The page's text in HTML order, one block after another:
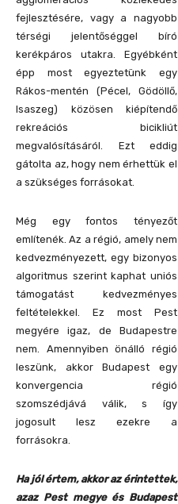
fejlesztésére, vagy a nagyobb
térségi jelentőséggel bíró
kerékpáros utakra. Egyébként
épp most egyeztetünk egy
Rákos-mentén (Pécel, Gödöllő,
Isaszeg) közösen kiépítendő
rekreációs bicikliút
megvalósításáról. Ezt eddig
gátolta az, hogy nem érhettük el
a szükséges forrásokat.
Még egy fontos tényezőt
említenék. Az a régió, amely nem
kedvezményezett, egy bizonyos
algoritmus szerint kaphat uniós
támogatást kedvezményes
feltételekkel. Ez most Pest
megyére igaz, de Budapestre
nem. Amennyiben önálló régió
leszünk, akkor Budapest egy
konvergencia régió
szomszédjává válik, s így
jogosult lesz ezekre a
forrásokra.
Ha jól értem, akkor az érintettek,
azaz Pest megye és Budapest